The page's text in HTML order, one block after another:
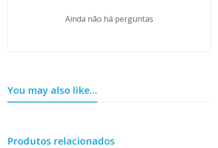
Ainda não há perguntas
You may also like…
Produtos relacionados